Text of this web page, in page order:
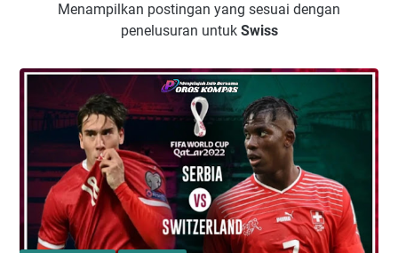
Menampilkan postingan yang sesuai dengan
penelusuran untuk Swiss